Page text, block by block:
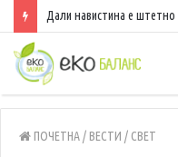
Дали навистина е штетно
ПОЧЕТНА/ ВЕСТИ / СВЕТ